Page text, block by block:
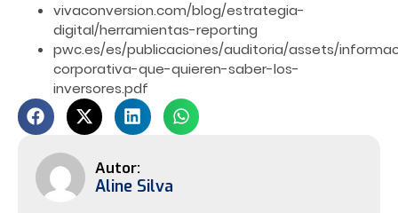
vivaconversion.com/blog/estrategia-
digital/herramientas-reporting
pwc.es/es/publicaciones/auditoria/assets/
corporativa-que-quieren-saber-los-
inversores.pdf
Aline Silva